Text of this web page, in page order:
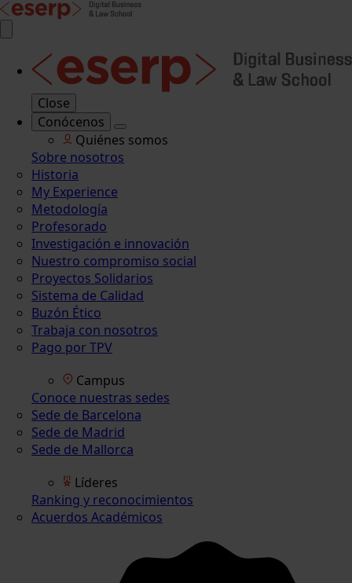
Close
Conócenos
Quiénes somos
Sobre nosotros
Historia
My Experience
Metodología
Profesorado
Investigación e innovación
Nuestro compromiso social
Proyectos Solidarios
Sistema de Calidad
Buzón Ético
Trabaja con nosotros
Pago por TPV
Campus
Conoce nuestras sedes
Sede de Barcelona
Sede de Madrid
Sede de Mallorca
Líderes
Ranking y reconocimientos
Acuerdos Académicos